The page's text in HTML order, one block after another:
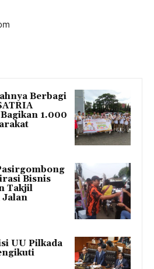
Berbagi
1.000
Bisnis
Takjil
Jalan
UU Pilkada